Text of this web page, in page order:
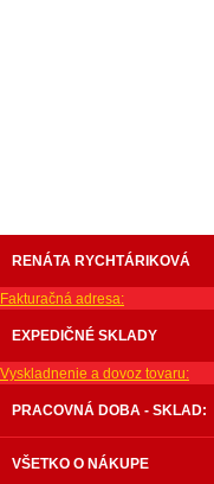
RENÁTA RYCHTÁRIKOVÁ
Fakturačná adresa:
EXPEDIČNÉ SKLADY
Vyskladnenie a dovoz tovaru:
PRACOVNÁ DOBA - SKLAD:
VŠETKO O NÁKUPE